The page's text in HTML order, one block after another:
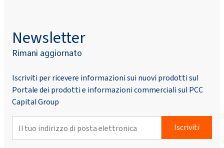
Newsletter
Rimani aggiornato
Iscriviti per ricevere informazioni sui nuovi prodotti sul
Portale dei prodotti e informazioni commerciali sul PCC
Capital Group
Iscriviti